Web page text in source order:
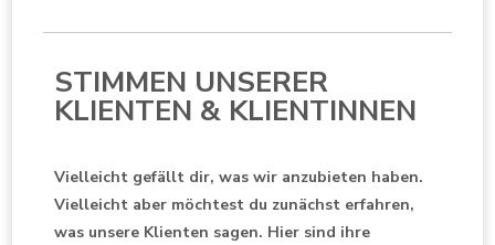
STIMMEN UNSERER
KLIENTEN & KLIENTINNEN
Vielleicht gefällt dir, was wir anzubieten haben.
Vielleicht aber möchtest du zunächst erfahren,
was unsere Klienten sagen. Hier sind ihre